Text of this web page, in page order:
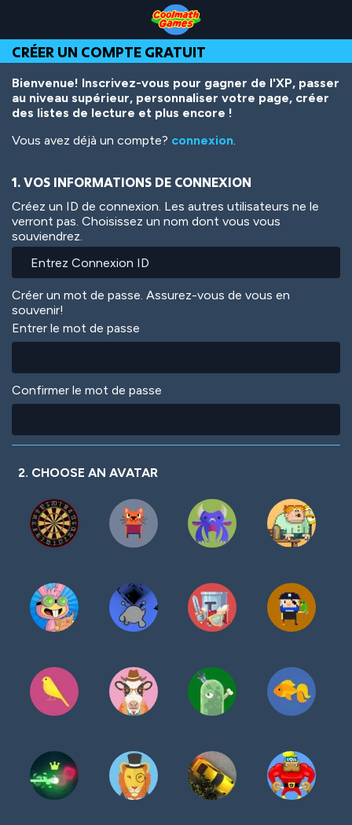
Top
of
Page
Navigation
Main
Content
Footer
contenu
principal
CRÉER UN COMPTE GRATUIT
Bienvenue! Inscrivez-vous pour gagner de l'XP, passer
au niveau supérieur, personnaliser votre page, créer
des listes de lecture et plus encore !
Vous avez déjà un compte? connexion.
1. VOS INFORMATIONS DE CONNEXION
Créez un ID de connexion. Les autres utilisateurs ne le
verront pas. Choisissez un nom dont vous vous
souviendrez.
Créer un mot de passe. Assurez-vous de vous en
souvenir!
Entrer le mot de passe
Confirmer le mot de passe
2. CHOOSE AN AVATAR